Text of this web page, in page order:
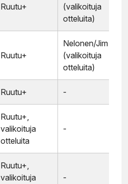
Ruutu+
(valikoituja
otteluita)
Ruutu+
Nelonen/Jim
(valikoituja
otteluita)
Ruutu+ -
Ruutu+,
valikoituja
otteluita
-
Ruutu+,
valikoituja
-